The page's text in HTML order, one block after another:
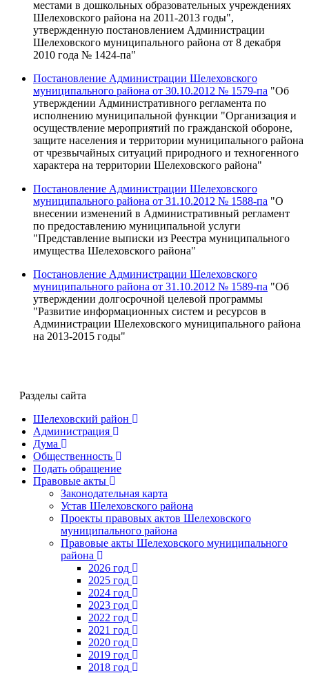
местами в дошкольных образовательных учреждениях
Шелеховского района на 2011-2013 годы",
утвержденную постановлением Администрации
Шелеховского муниципального района от 8 декабря
2010 года № 1424-па"
Постановление Администрации Шелеховского
муниципального района от 30.10.2012 № 1579-па "Об
утверждении Административного регламента по
исполнению муниципальной функции "Организация и
осуществление мероприятий по гражданской обороне,
защите населения и территории муниципального района
от чрезвычайных ситуаций природного и техногенного
характера на территории Шелеховского района"
Постановление Администрации Шелеховского
муниципального района от 31.10.2012 № 1588-па "О
внесении изменений в Административный регламент
по предоставлению муниципальной услуги
"Представление выписки из Реестра муниципального
имущества Шелеховского района"
Постановление Администрации Шелеховского
муниципального района от 31.10.2012 № 1589-па "Об
утверждении долгосрочной целевой программы
"Развитие информационных систем и ресурсов в
Администрации Шелеховского муниципального района
на 2013-2015 годы"
Разделы сайта
Шелеховский район
Администрация
Дума
Общественность
Подать обращение
Правовые акты
Законодательная карта
Устав Шелеховского района
Проекты правовых актов Шелеховского
муниципального района
Правовые акты Шелеховского муниципального
района
2026 год
2025 год
2024 год
2023 год
2022 год
2021 год
2020 год
2019 год
2018 год